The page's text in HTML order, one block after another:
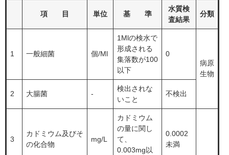
項 目 単位 基 準
水質検
査結果
分類
1 一般細菌 個/Ml
1Mlの検水で
形成される
集落数が100
以下
0
病原
生物
2 大腸菌 -
検出されな
いこと
不検出
3
カドミウム及びそ
の化合物
mg/L
カドミウム
の量に関し
て、
0.003mg以
0.0002
未満